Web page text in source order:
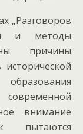
„Разговоров
и методы
причины
внимание
пытаются